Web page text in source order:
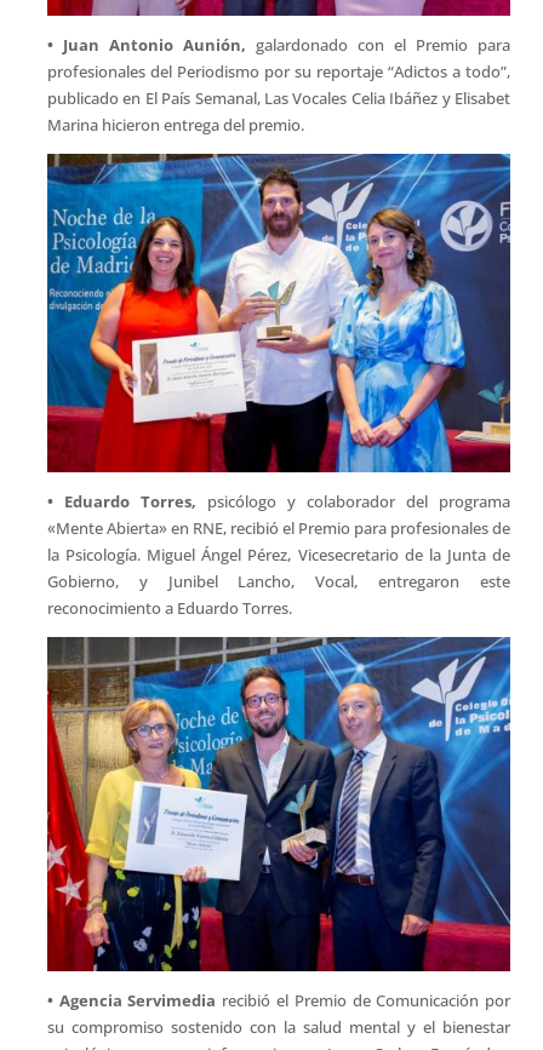
• Juan Antonio Aunión, galardonado con el Premio para
profesionales del Periodismo por su reportaje “Adictos a todo”,
publicado en El País Semanal, Las Vocales Celia Ibáñez y Elisabet
Marina hicieron entrega del premio.
• Eduardo Torres, psicólogo y colaborador del programa
«Mente Abierta» en RNE, recibió el Premio para profesionales de
la Psicología. Miguel Ángel Pérez, Vicesecretario de la Junta de
Gobierno, y Junibel Lancho, Vocal, entregaron este
reconocimiento a Eduardo Torres.
• Agencia Servimedia recibió el Premio de Comunicación por
su compromiso sostenido con la salud mental y el bienestar